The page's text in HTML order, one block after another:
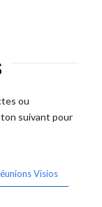
ou
suivant pour
Visios